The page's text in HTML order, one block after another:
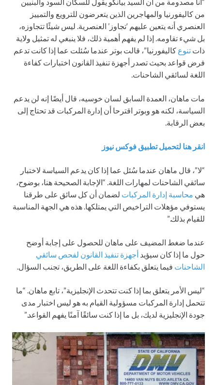
من كاليفورنيا والمهاجرين الذين يتعرضون للترويع والتمييز
العنصري أنه يتعين عليهم ‘تجاوز’ العنصرية. ليس شيئًا تتجاوزه،
بل شيء تقاومه. إذا لم يفهم أهمية ذلك، فلا ينبغي له تمثيل ولاية
ذات تنوع كاليفورنيا”، قالت بوتر عندما سُئلت عما إذا كانت تدعم
فرض قواعد بحيث تصدر أجهزة تنفيذ القانون اختبارات كفاءة
اللغة لسائقي الشاحنات.
مات ماهان، العمدة السابق لسان خوسيه، قال أيضًا إنه لن يدعم
السياسة، لكنه هو وبوتر اقترحا أن إدارة المركبات قد تحتاج إلى
بعض الرقابة.
انقر هنا لتحميل تطبيق فوكس نيوز
“لا”، قال ماهان عندما سُئل عما إذا كان يدعم السياسة لاختبار
سائقي الشاحنات لمهارات اللغة. “الإجابة الصحيحة هنا، بوضوح،
هي محاسبة إدارة المركبات لضمان أن كل سائق على طرقنا
يستوفي مؤهلات التراخيص التي يمتلكها. هذه هي الجهة المناسبة
للقيام بذلك.”
عندما ضغط المضيف على ماهان للحصول على إجابة أوضح
حول ما إذا كان سيؤيد أجهزة تنفيذ القانون لفحص سائقي
الشاحنات فيما يتعلق بكفاءة اللغة على الطريق، تجنب السؤال.
“ليس الأمر يتعلق بما إذا كنت تتحدث الإنجليزية”، تابع ماهان. “ما
تتحمل إدارة المركبات مسؤولية القيام به هو ليس اختبار مدى
جودة الإنجليزية لديك، بل ما إذا كنت سائقًا آمنًا يفهم القواعد.”